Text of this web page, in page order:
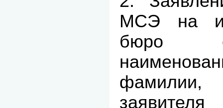
МСЭ на
бюро с
фамилии,